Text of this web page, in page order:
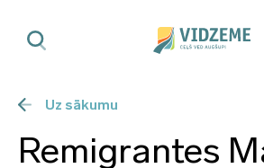
Uz sākumu
Remigrantes